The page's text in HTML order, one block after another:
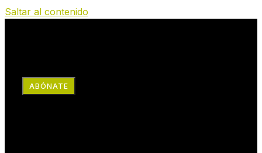
Saltar al contenido
ABÓNATE